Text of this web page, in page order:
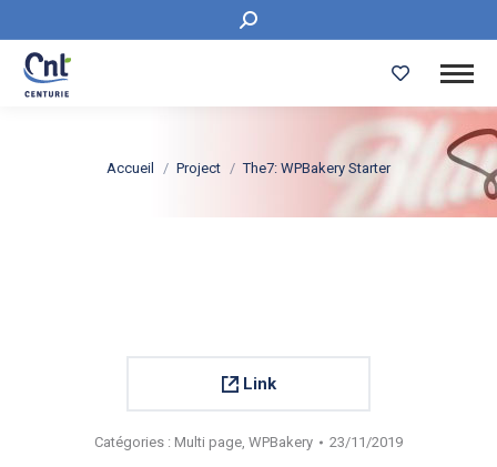
Recherche
:
Vous êtes ici :
Accueil Project The7: WPBakery Starter
Link
Catégories : Multi page, WPBakery 23/11/2019